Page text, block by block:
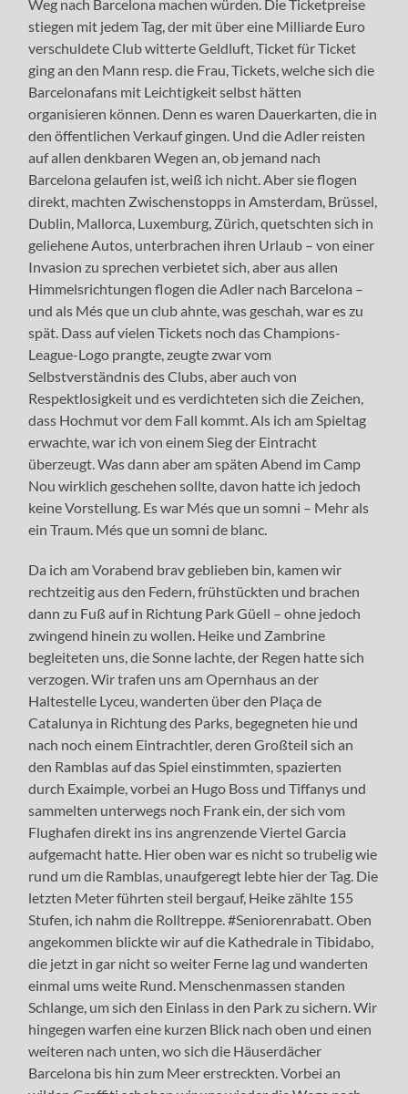
Weg nach Barcelona machen würden. Die Ticketpreise
stiegen mit jedem Tag, der mit über eine Milliarde Euro
verschuldete Club witterte Geldluft, Ticket für Ticket
ging an den Mann resp. die Frau, Tickets, welche sich die
Barcelonafans mit Leichtigkeit selbst hätten
organisieren können. Denn es waren Dauerkarten, die in
den öffentlichen Verkauf gingen. Und die Adler reisten
auf allen denkbaren Wegen an, ob jemand nach
Barcelona gelaufen ist, weiß ich nicht. Aber sie flogen
direkt, machten Zwischenstopps in Amsterdam, Brüssel,
Dublin, Mallorca, Luxemburg, Zürich, quetschten sich in
geliehene Autos, unterbrachen ihren Urlaub – von einer
Invasion zu sprechen verbietet sich, aber aus allen
Himmelsrichtungen flogen die Adler nach Barcelona –
und als Més que un club ahnte, was geschah, war es zu
spät. Dass auf vielen Tickets noch das Champions-
League-Logo prangte, zeugte zwar vom
Selbstverständnis des Clubs, aber auch von
Respektlosigkeit und es verdichteten sich die Zeichen,
dass Hochmut vor dem Fall kommt. Als ich am Spieltag
erwachte, war ich von einem Sieg der Eintracht
überzeugt. Was dann aber am späten Abend im Camp
Nou wirklich geschehen sollte, davon hatte ich jedoch
keine Vorstellung. Es war Més que un somni – Mehr als
ein Traum. Més que un somni de blanc.
Da ich am Vorabend brav geblieben bin, kamen wir
rechtzeitig aus den Federn, frühstückten und brachen
dann zu Fuß auf in Richtung Park Güell – ohne jedoch
zwingend hinein zu wollen. Heike und Zambrine
begleiteten uns, die Sonne lachte, der Regen hatte sich
verzogen. Wir trafen uns am Opernhaus an der
Haltestelle Lyceu, wanderten über den Plaça de
Catalunya in Richtung des Parks, begegneten hie und
nach noch einem Eintrachtler, deren Großteil sich an
den Ramblas auf das Spiel einstimmten, spazierten
durch Exaimple, vorbei an Hugo Boss und Tiffanys und
sammelten unterwegs noch Frank ein, der sich vom
Flughafen direkt ins ins angrenzende Viertel Garcia
aufgemacht hatte. Hier oben war es nicht so trubelig wie
rund um die Ramblas, unaufgeregt lebte hier der Tag. Die
letzten Meter führten steil bergauf, Heike zählte 155
Stufen, ich nahm die Rolltreppe. #Seniorenrabatt. Oben
angekommen blickte wir auf die Kathedrale in Tibidabo,
die jetzt in gar nicht so weiter Ferne lag und wanderten
einmal ums weite Rund. Menschenmassen standen
Schlange, um sich den Einlass in den Park zu sichern. Wir
hingegen warfen eine kurzen Blick nach oben und einen
weiteren nach unten, wo sich die Häuserdächer
Barcelona bis hin zum Meer erstreckten. Vorbei an